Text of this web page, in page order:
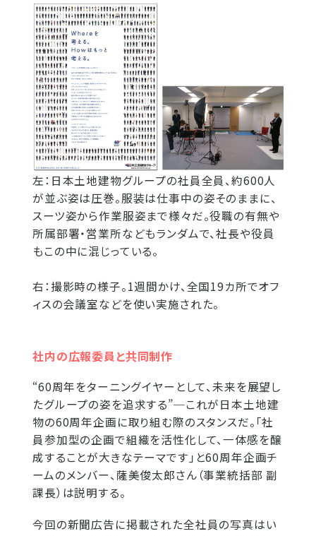
左：日本土地建物グループの社員全員、約600人
が並ぶ姿は圧巻。服装は仕事中の姿そのままに、
スーツ姿から作業服姿まで様々だ。役職の有無や
所属部署・営業所などもランダムで、社長や役員
もこの中に混じっている。
右：撮影時の様子。1週間かけ、全国19カ所でオフ
ィスの会議室などを使い実施された。
社内の広報委員と共同制作
“60周年をターニングイヤーとして、未来を展望し
たグループの姿を追求する”─これが日本土地建
物の60周年企画に取り組む際のスタンスだ。「社
員参加型の企画で組織を活性化して、一体感を醸
成することが大きなテーマです」と60周年企画チ
ームのメンバー、薩美俊太郎さん（事業統括部 副
課長）は説明する。
今回の新聞広告に掲載された全社員の写真はい